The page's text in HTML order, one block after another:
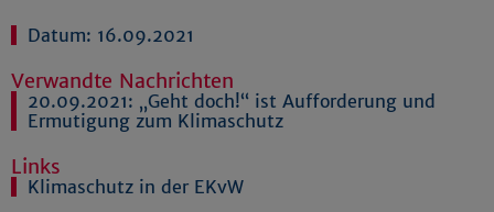
Datum: 16.09.2021
Verwandte Nachrichten
20.09.2021: „Geht doch!“ ist Aufforderung und
Ermutigung zum Klimaschutz
Links
Klimaschutz in der EKvW